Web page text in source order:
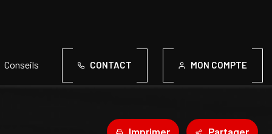
Conseils CONTACT MON COMPTE
Imprimer Partager